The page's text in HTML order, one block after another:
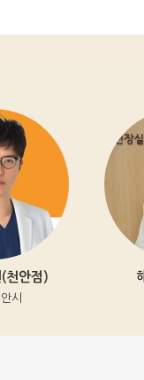
해님달님한의원